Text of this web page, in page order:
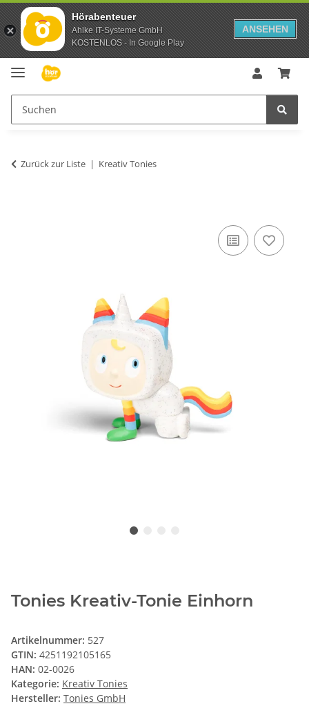
Hörabenteuer
Ahlke IT-Systeme GmbH
KOSTENLOS - In Google Play
ANSEHEN
Zurück zur Liste Kreativ Tonies
Tonies Kreativ-Tonie Einhorn
Artikelnummer: 527
GTIN: 4251192105165
HAN: 02-0026
Kategorie: Kreativ Tonies
Hersteller: Tonies GmbH